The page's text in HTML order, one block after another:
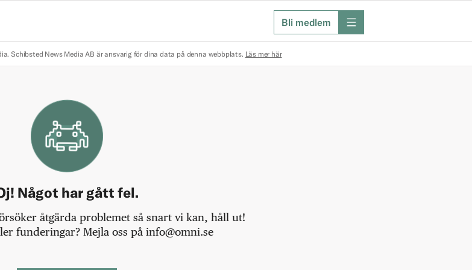
Bli medlem meny
Schibsted News Media AB är ansvarig för dina data på denna webbplats. Läs mer här
Något har gått fel.
åtgärda problemet så snart vi kan, håll ut!
funderingar? Mejla oss på info@omni.se